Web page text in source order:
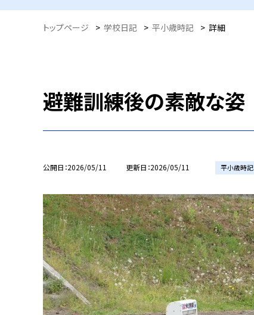
トップページ > 学校日記 > 平小歳時記 > 詳細
避難訓練後の素敵な姿
公開日 2026/05/11 更新日 2026/05/11 平小歳時記